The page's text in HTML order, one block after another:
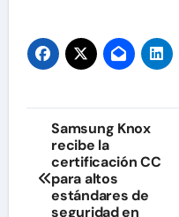
Navegación
de
entradas
Samsung Knox
recibe la
certificación CC
para altos
estándares de
seguridad en